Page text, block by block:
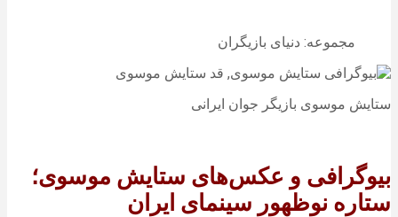
مجموعه: دنیای بازیگران
ستایش موسوی بازیگر جوان ایرانی
بیوگرافی و عکس‌های ستایش موسوی؛
ستاره نوظهور سینمای ایران